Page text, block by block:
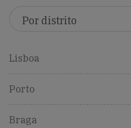
Lisboa
Porto
Braga